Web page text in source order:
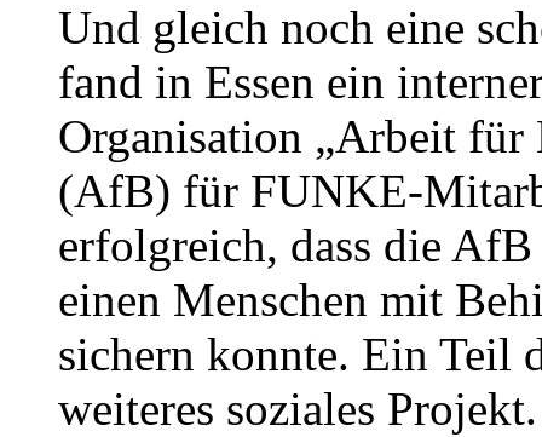
Und gleich noch eine
fand in Essen ein
Organisation „Arbeit für
(AfB) für FUNKE-
erfolgreich, dass die
einen Menschen mit
sichern konnte. Ein Teil
weiteres soziales Projekt.